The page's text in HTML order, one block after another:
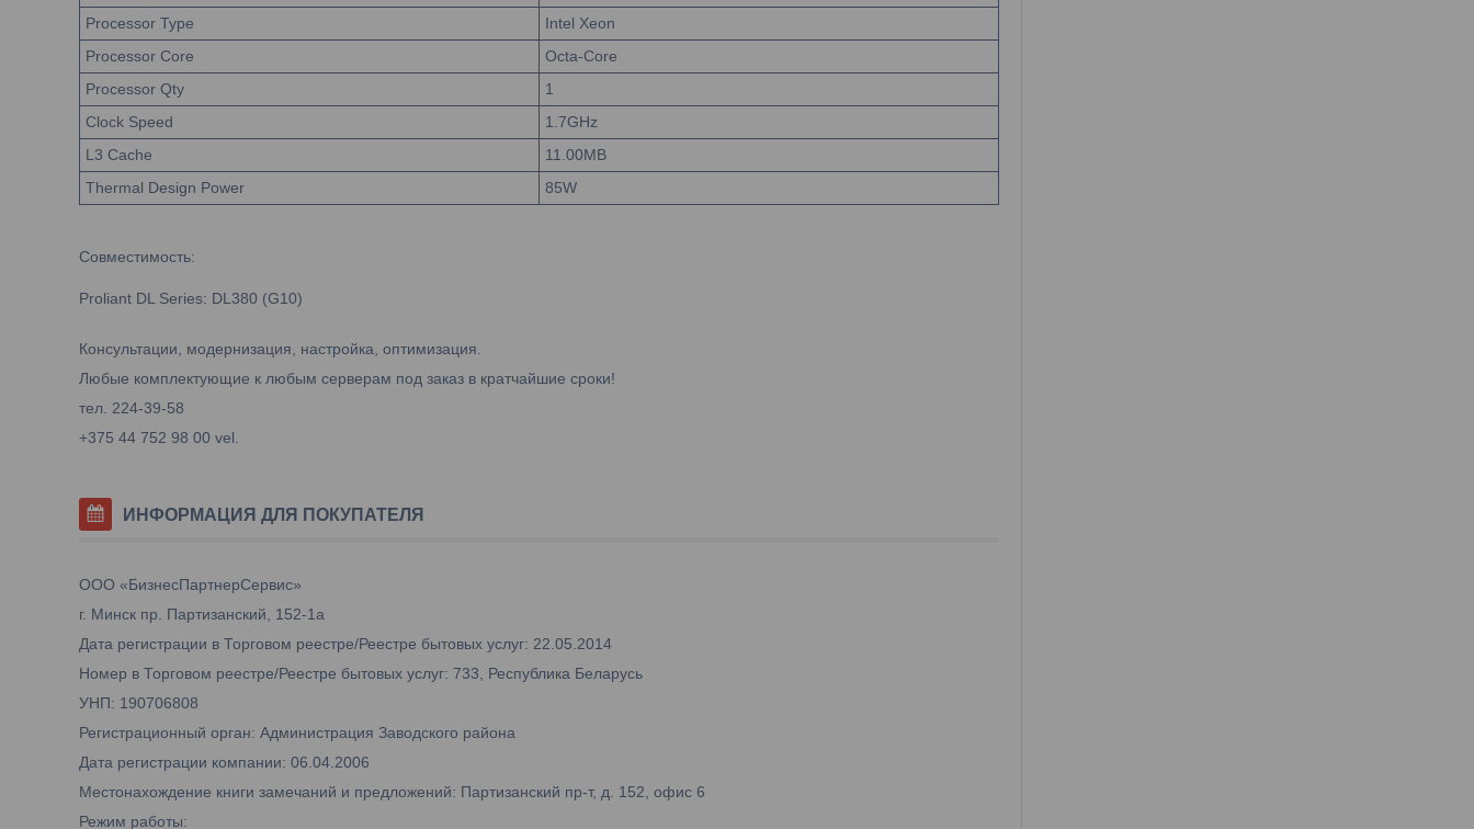
Processor Type
Intel Xeon
Processor Core
Octa-Core
Processor Qty
1
Clock Speed
1.7GHz
L3 Cache
11.00MB
Thermal Design Power
85W
Совместимость:
Proliant DL Series: DL380 (G10)
Консультации, модернизация, настройка, оптимизация.
Любые комплектующие к любым серверам под заказ в кратчайшие сроки!
тел. 224-39-58
+375 44 752 98 00 vel.
ИНФОРМАЦИЯ ДЛЯ ПОКУПАТЕЛЯ
ООО «БизнесПартнерСервис»
г. Минск пр. Партизанский, 152-1а
Дата регистрации в Торговом реестре/Реестре бытовых услуг: 22.05.2014
Номер в Торговом реестре/Реестре бытовых услуг: 733, Республика Беларусь
УНП: 190706808
Регистрационный орган: Администрация Заводского района
Дата регистрации компании: 06.04.2006
Местонахождение книги замечаний и предложений: Партизанский пр-т, д. 152, офис 6
Режим работы: